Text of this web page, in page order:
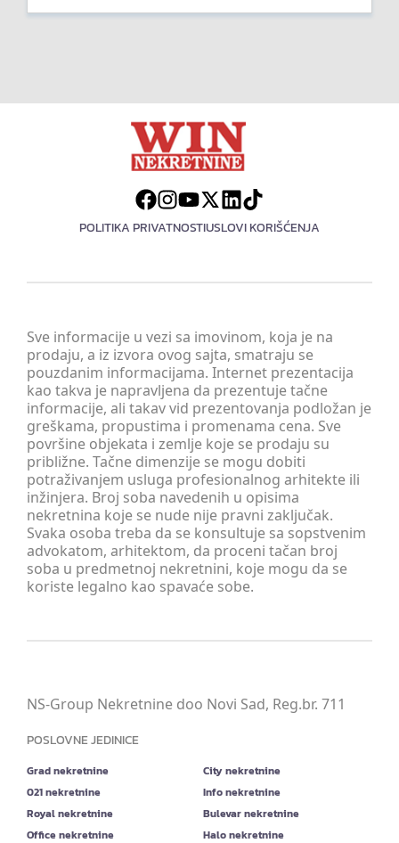
POLITIKA PRIVATNOSTIUSLOVI KORIŠĆENJA
Sve informacije u vezi sa imovinom, koja je na
prodaju, a iz izvora ovog sajta, smatraju se
pouzdanim informacijama. Internet prezentacija
kao takva je napravljena da prezentuje tačne
informacije, ali takav vid prezentovanja podložan je
greškama, propustima i promenama cena. Sve
površine objekata i zemlje koje se prodaju su
približne. Tačne dimenzije se mogu dobiti
potraživanjem usluga profesionalnog arhitekte ili
inžinjera. Broj soba navedenih u opisima
nekretnina koje se nude nije pravni zaključak.
Svaka osoba treba da se konsultuje sa sopstvenim
advokatom, arhitektom, da proceni tačan broj
soba u predmetnoj nekretnini, koje mogu da se
koriste legalno kao spavaće sobe.
NS-Group Nekretnine doo Novi Sad, Reg.br. 711
POSLOVNE JEDINICE
Grad nekretnine
City nekretnine
021 nekretnine
Info nekretnine
Royal nekretnine
Bulevar nekretnine
Office nekretnine
Halo nekretnine